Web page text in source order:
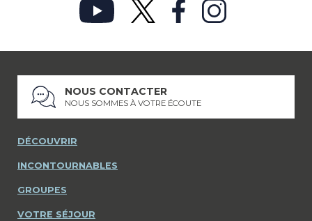
NOUS CONTACTER
NOUS SOMMES À VOTRE ÉCOUTE
DÉCOUVRIR
INCONTOURNABLES
GROUPES
VOTRE SÉJOUR